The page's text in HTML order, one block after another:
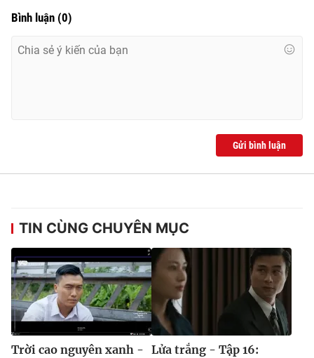
Bình luận (0)
Gửi bình luận
TIN CÙNG CHUYÊN MỤC
Trời cao nguyên xanh - Lửa trắng - Tập 16: